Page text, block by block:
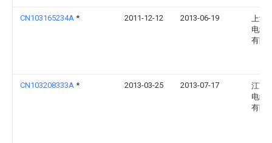
CN103165234A * 2011-12-12 2013-06-19
上海
电线
有限
CN103208333A * 2013-03-25 2013-07-17
江苏
电缆
有限